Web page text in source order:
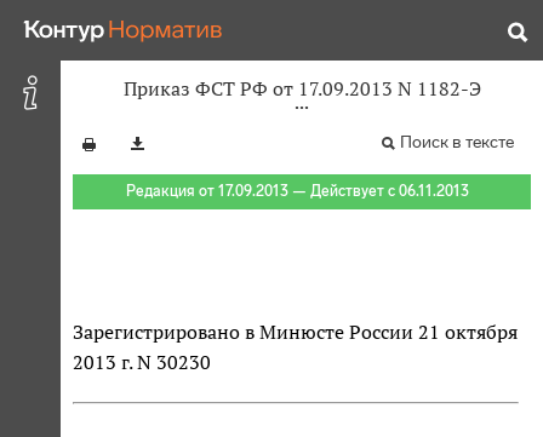
Приказ ФСТ РФ от 17.09.2013 N 1182-Э
Поиск в тексте
Редакция от 17.09.2013 — Действует с 06.11.2013
Зарегистрировано в Минюсте России 21 октября
2013 г. N 30230